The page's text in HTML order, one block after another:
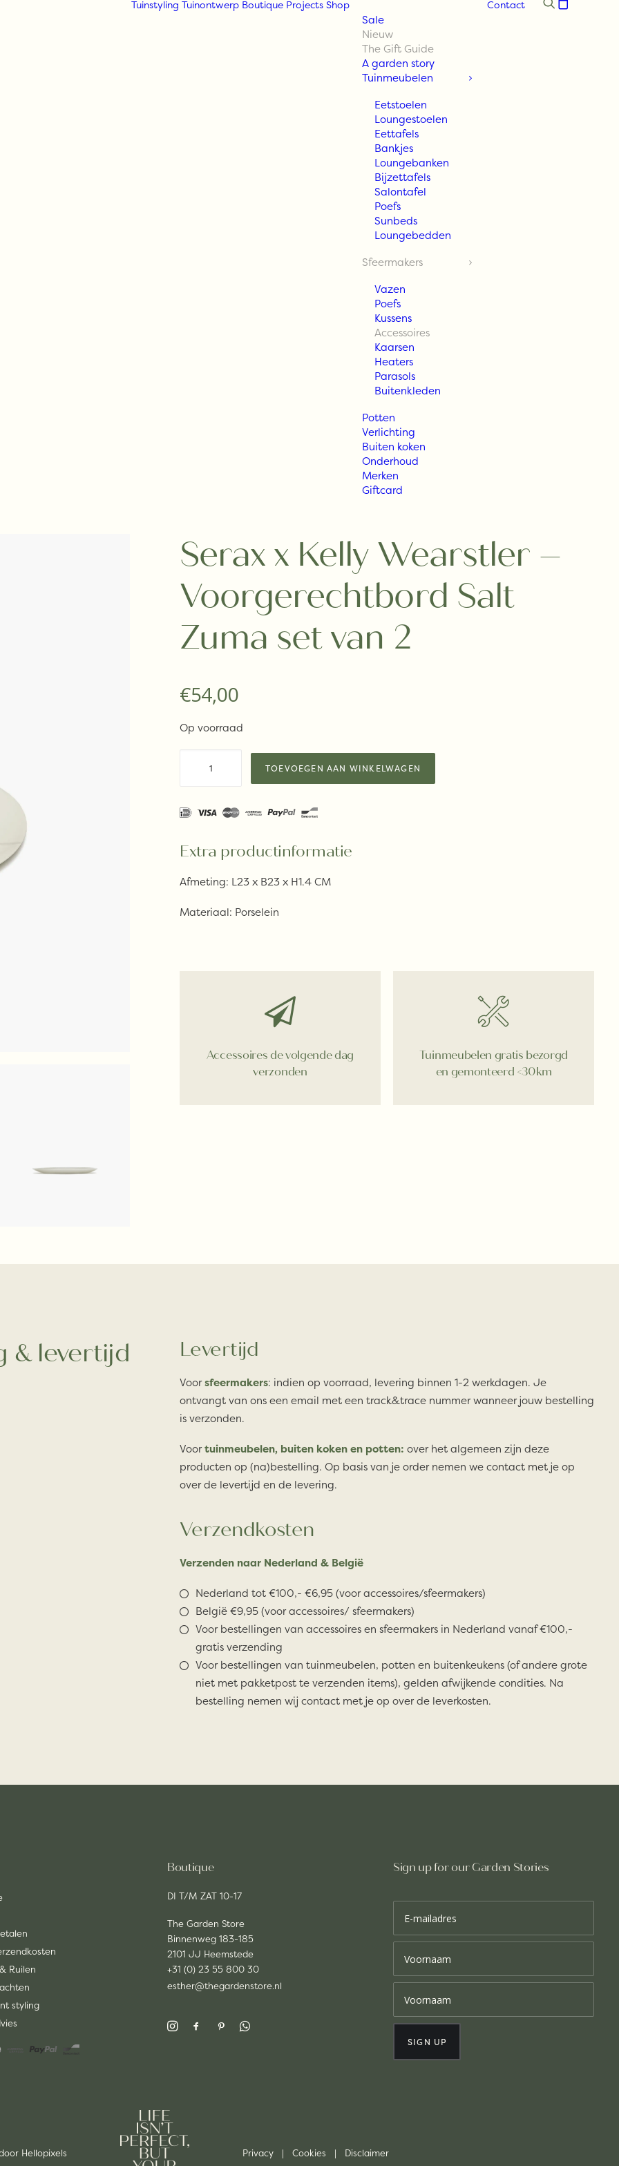
Tuinstyling Tuinontwerp Boutique Projects Shop
Sale
Nieuw
The Gift Guide
A garden story
Tuinmeubelen
Eetstoelen
Loungestoelen
Eettafels
Bankjes
Loungebanken
Bijzettafels
Salontafel
Poefs
Sunbeds
Loungebedden
Sfeermakers
Vazen
Poefs
Kussens
Accessoires
Kaarsen
Heaters
Parasols
Buitenkleden
Potten
Verlichting
Buiten koken
Onderhoud
Merken
Giftcard
Contact
Serax x Kelly Wearstler –
Voorgerechtbord Salt
Zuma set van 2
€54,00
Op voorraad
Wearstler
Voorgerechtbord
Zuma
van
TOEVOEGEN AAN WINKELWAGEN
Extra productinformatie
Afmeting: L23 x B23 x H1.4 CM
Materiaal: Porselein
Accessoires de volgende dag
verzonden
Tuinmeubelen gratis bezorgd
en gemonteerd <30km
& levertijd Levertijd
Voorsfeermakers: indien op voorraad, levering binnen 1-2 werkdagen. Je
ontvangt van ons een email met een track&trace nummer wanneer jouw bestelling
is verzonden.
Voortuinmeubelen, buiten koken en potten: over het algemeen zijn deze
producten op (na)bestelling. Op basis van je order nemen we contact met je op
over de levertijd en de levering.
Verzendkosten
Verzenden naar Nederland & België
Nederland tot €100,- €6,95 (voor accessoires/sfeermakers)
België €9,95 (voor accessoires/ sfeermakers)
Voor bestellingen van accessoires en sfeermakers in Nederland vanaf €100,-
gratis verzending
Voor bestellingen van tuinmeubelen, potten en buitenkeukens (of andere grote
niet met pakketpost te verzenden items), gelden afwijkende condities. Na
bestelling nemen wij contact met je op over de leverkosten.
Ruilen
styling
Boutique
DI T/M ZAT 10-17
The Garden Store
Binnenweg 183-185
2101 JJ Heemstede
+31 (0) 23 55 800 30
esther@thegardenstore.nl
Sign up for our Garden Stories
Hellopixels Privacy | Cookies | Disclaimer